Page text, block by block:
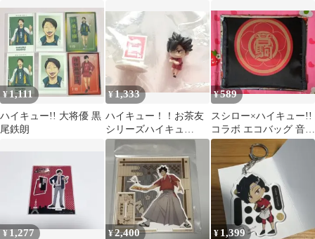
朗
セット
テッカー
¥1,111
ハイキュー!! 大将優 黒
尾鉄朗
¥1,333
ハイキュー！！お茶友
シリーズハイキュ
ー！！頂のブレイクタ
イム黒尾鉄朗
¥589
スシロー×ハイキュー!!
コラボ エコバッグ 音駒
高校
¥1,277 ¥2,400 ¥ 1,399